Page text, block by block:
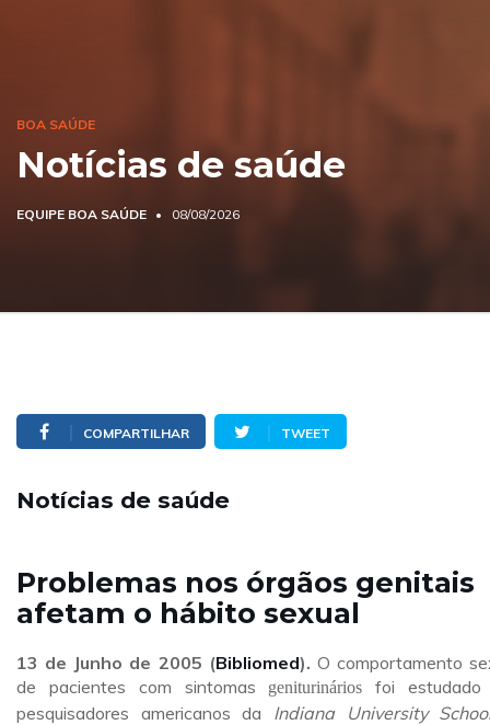
BOA SAÚDE
Notícias de saúde
EQUIPE BOA SAÚDE 08/08/2026
COMPARTILHAR TWEET
Notícias de saúde
Problemas nos órgãos genitais
afetam o hábito sexual
13 de Junho de 2005 (Bibliomed). O comportamento
de pacientes com sintomas
geniturinários
foi estudado
pesquisadores americanos da Indiana University